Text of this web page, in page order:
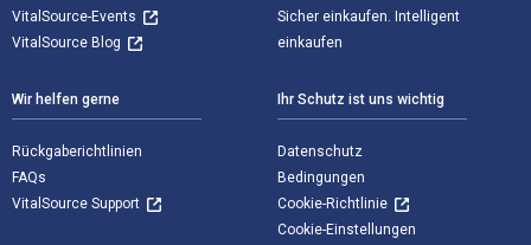
VitalSource-Events
VitalSource Blog
Sicher einkaufen. Intelligent
einkaufen
Wir helfen gerne
Rückgaberichtlinien
FAQs
VitalSource Support
Ihr Schutz ist uns wichtig
Datenschutz
Bedingungen
Cookie-Richtlinie
Cookie-Einstellungen